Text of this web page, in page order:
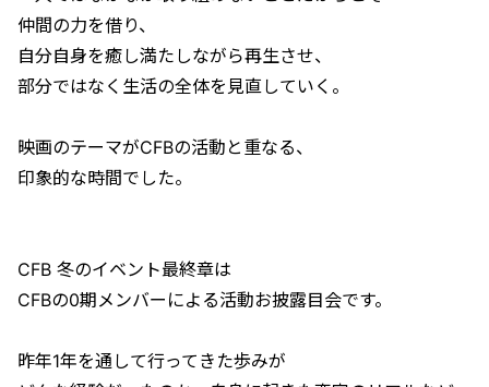
仲間の力を借り、
自分自身を癒し満たしながら再生させ、
部分ではなく生活の全体を見直していく。
映画のテーマがCFBの活動と重なる、
印象的な時間でした。
CFB 冬のイベント最終章は
CFBの0期メンバーによる活動お披露目会です。
昨年1年を通して行ってきた歩みが